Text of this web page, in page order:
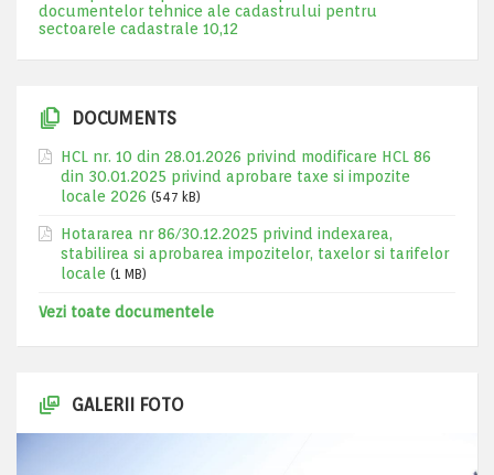
documentelor tehnice ale cadastrului pentru
sectoarele cadastrale 10,12
DOCUMENTS
HCL nr. 10 din 28.01.2026 privind modificare HCL 86
din 30.01.2025 privind aprobare taxe si impozite
locale 2026 (547 kB)
Hotararea nr 86/30.12.2025 privind indexarea,
stabilirea si aprobarea impozitelor, taxelor si tarifelor
locale (1 MB)
Vezi toate documentele
GALERII FOTO